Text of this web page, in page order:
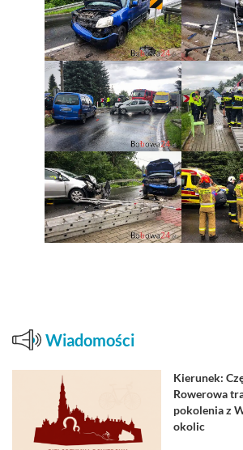
Wiadomości
Kierunek:
Rowerowa
pokolenia z
okolic